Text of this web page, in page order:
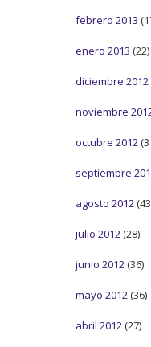
febrero 2013
enero 2013 (22)
diciembre 2012
noviembre
octubre 2012
septiembre
agosto 2012
julio 2012 (28)
junio 2012 (36)
mayo 2012 (36)
abril 2012 (27)